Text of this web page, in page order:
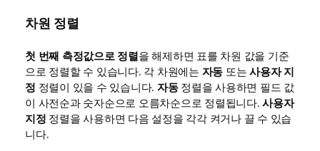
차원 정렬
첫 번째 측정값으로 정렬을 해제하면 표를 차원 값을 기준
으로 정렬할 수 있습니다. 각 차원에는 자동 또는 사용자 지
정 정렬이 있을 수 있습니다. 자동정렬을 사용하면 필드 값
이 사전순과 숫자순으로 오름차순으로 정렬됩니다.사용자
지정 정렬을 사용하면 다음 설정을 각각 켜거나 끌 수 있습
니다.